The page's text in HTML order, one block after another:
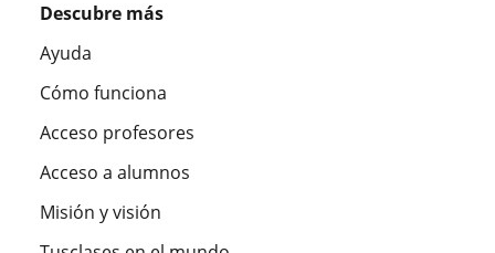
Descubre más
Ayuda
Cómo funciona
Acceso profesores
Acceso a alumnos
Misión y visión